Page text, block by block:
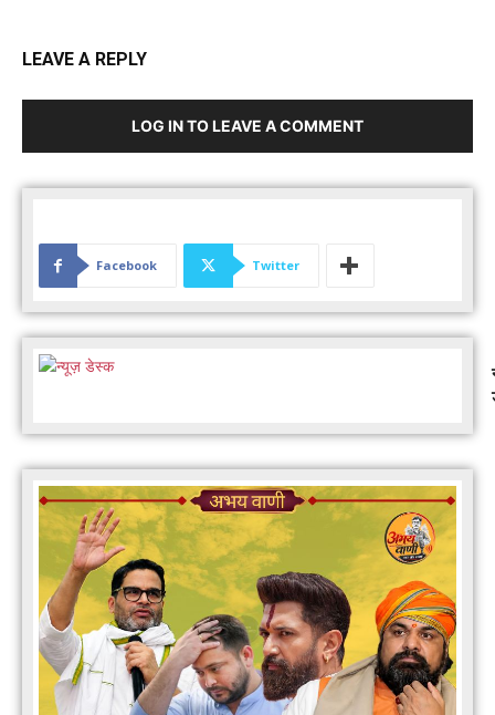
LEAVE A REPLY
LOG IN TO LEAVE A COMMENT
Facebook Twitter